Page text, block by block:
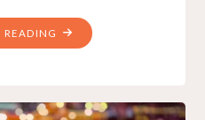
READING "2017
爷
美